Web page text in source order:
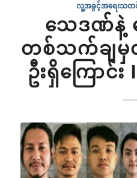
လူ့အခွင့်အရေးသတင်း
သေဒဏ်နဲ့
တစ်သက်ချ
ဦးရှိကြောင်